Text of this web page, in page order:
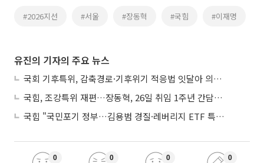
#2026지선 #서울 #장동혁 #국힘 #이재명
유진의 기자의 주요 뉴스
국회 기후특위, 감축경로·기후위기 적응법 잇달아 의결…폭염 피해엔 ‘기후보험’
국힘, 조강특위 재편…장동혁, 26일 취임 1주년 간담회서 ‘당 운영안’ 발표
국힘 "국민포기 정부…김용범 경질·레버리지 ETF 특검해야"
0 0 0 0